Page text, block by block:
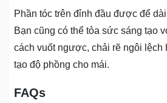
Phần tóc trên đỉnh đầu được để
Bạn cũng có thể tỏa sức sáng tạo
cách vuốt ngược, chải rẽ ngôi lệch
tạo độ phồng cho mái.
FAQs